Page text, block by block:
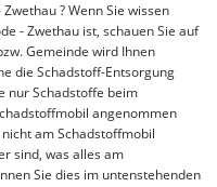
? Wenn Sie wissen
- Zwethau ist, schauen Sie auf
Gemeinde wird Ihnen
die Schadstoff-Entsorgung
nur Schadstoffe beim
angenommen
am Schadstoffmobil
sind, was alles am
Sie dies im untenstehenden